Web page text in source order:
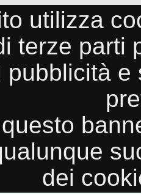
utilizza
terze parti
pubblicità
dei